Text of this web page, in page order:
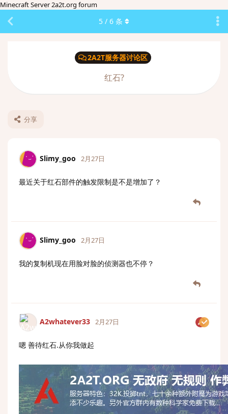
Minecraft Server 2a2t.org forum
2A2T服务器讨论区
红石?
分享
5 / 6 条
Slimy_goo 2月27日
最近关于红石部件的触发限制是不是增加了？
Slimy_goo 2月27日
我的复制机现在用脸对脸的侦测器也不停？
A2whatever33 2月27日
嗯 善待红石.从你我做起